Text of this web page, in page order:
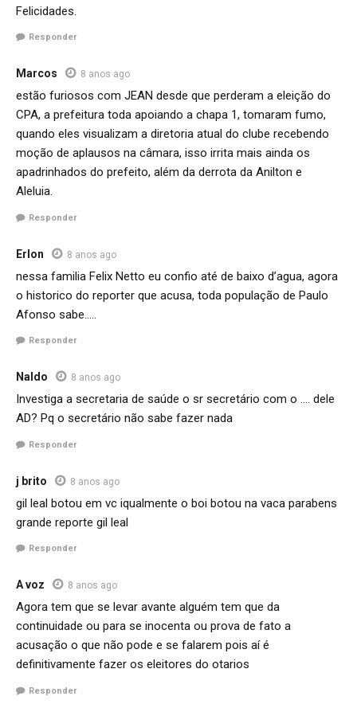
Felicidades.
Responder
Marcos 8 anos ago
estão furiosos com JEAN desde que perderam a eleição do
CPA, a prefeitura toda apoiando a chapa 1, tomaram fumo,
quando eles visualizam a diretoria atual do clube recebendo
moção de aplausos na câmara, isso irrita mais ainda os
apadrinhados do prefeito, além da derrota da Anilton e
Aleluia.
Responder
Erlon 8 anos ago
nessa familia Felix Netto eu confio até de baixo d’agua, agora
o historico do reporter que acusa, toda população de Paulo
Afonso sabe…..
Responder
Naldo 8 anos ago
Investiga a secretaria de saúde o sr secretário com o …. dele
AD? Pq o secretário não sabe fazer nada
Responder
j brito 8 anos ago
gil leal botou em vc iqualmente o boi botou na vaca parabens
grande reporte gil leal
Responder
A voz 8 anos ago
Agora tem que se levar avante alguém tem que da
continuidade ou para se inocenta ou prova de fato a
acusação o que não pode e se falarem pois aí é
definitivamente fazer os eleitores do otarios
Responder